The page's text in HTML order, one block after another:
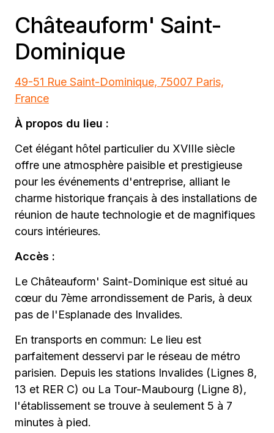
Châteauform' Saint-
Dominique
49-51 Rue Saint-Dominique, 75007 Paris,
France
À propos du lieu :
Cet élégant hôtel particulier du XVIIIe siècle
offre une atmosphère paisible et prestigieuse
pour les événements d'entreprise, alliant le
charme historique français à des installations de
réunion de haute technologie et de magnifiques
cours intérieures.
Accès :
Le Châteauform' Saint-Dominique est situé au
cœur du 7ème arrondissement de Paris, à deux
pas de l'Esplanade des Invalides.
En transports en commun: Le lieu est
parfaitement desservi par le réseau de métro
parisien. Depuis les stations Invalides (Lignes 8,
13 et RER C) ou La Tour-Maubourg (Ligne 8),
l'établissement se trouve à seulement 5 à 7
minutes à pied.